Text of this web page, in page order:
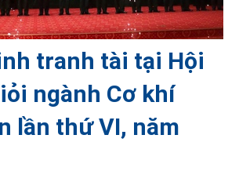
tranh tài tại Hội
ngành Cơ khí
lần thứ VI, năm